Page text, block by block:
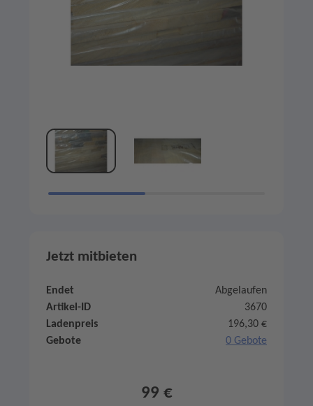
Jetzt mitbieten
Endet
Abgelaufen
Artikel-ID
3670
Ladenpreis
196,30 €
Gebote
0 Gebote
99 €